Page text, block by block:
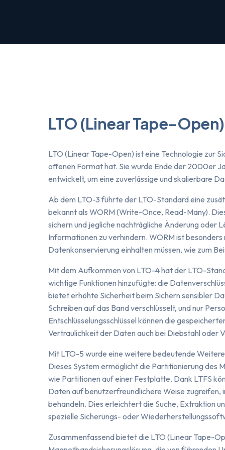
LTO (Linear Tape-Open)
LTO (Linear Tape-Open) ist eine Technologie zur
offenen Format hat. Sie wurde Ende der 2000er
entwickelt, um eine zuverlässige und skalierbare
Ab dem LTO-3 führte der LTO-Standard eine
bekannt als WORM (Write-Once, Read-Many).
sichern und jegliche nachträgliche Änderung oder
Informationen zu verhindern. WORM ist
Datenkonservierung einhalten müssen, wie zum
Mit dem Aufkommen von LTO-4 hat der LTO-
wichtige Funktionen hinzufügte: die
bietet erhöhte Sicherheit beim Sichern sensibler
Schreiben auf das Band verschlüsselt, und nur
Entschlüsselungsschlüssel können die
Vertraulichkeit der Daten auch bei Diebstahl oder
Mit LTO-5 wurde eine weitere bedeutende
Dieses System ermöglicht die Partitionierung des
wie Partitionen auf einer Festplatte. Dank LTFS
Daten auf benutzerfreundlichere Weise zugreifen,
behandeln. Dies erleichtert die Suche, Extraktion
spezielle Sicherungs- oder
Zusammenfassend bietet die LTO (Linear Tape-